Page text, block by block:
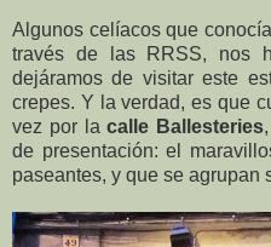
Algunos celíacos que
través de las RRSS, nos
dejáramos de visitar este
crepes. Y la verdad, es que
vez por lacalle Ballesteries
de presentación: el
paseantes, y que se agrupan